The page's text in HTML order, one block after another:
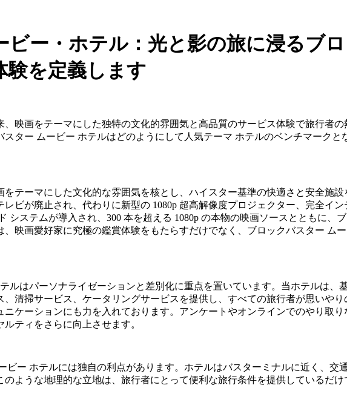
ー・ホテル：光と影の旅に浸るブ
験を定義します
映画をテーマにした独特の文化的雰囲気と高品質のサービス体験で旅行者
ター ムービー ホテルはどのようにして人気テーマ ホテルのベンチマーク
テーマにした文化的な雰囲気を核とし、ハイスター基準の快適さと安全施
ビが廃止され、代わりに新型の 1080p 超高解像度プロジェクター、完全イ
システムが導入され、300 本を超える 1080p の本物の映画ソースとともに、
映画愛好家に究極の鑑賞体験をもたらすだけでなく、ブロックバスター ム
ルはパーソナライゼーションと差別化に重点を置いています。当ホテルは、
清掃サービス、ケータリングサービスを提供し、すべての旅行者が思いや
ケーションにも力を入れております。アンケートやオンラインでのやり取
ティをさらに向上させます。
ビー ホテルには独自の利点があります。ホテルはバスターミナルに近く、
ような地理的な立地は、旅行者にとって便利な旅行条件を提供しているだ